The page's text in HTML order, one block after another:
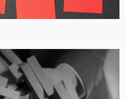
em agências: